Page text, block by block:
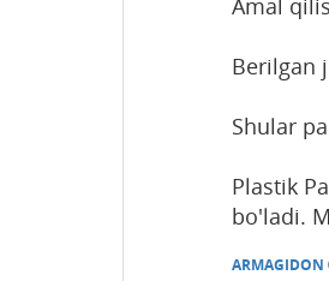
Amal
Berilgan
Shular
Plastik
bo'ladi.
ARMAGIDON